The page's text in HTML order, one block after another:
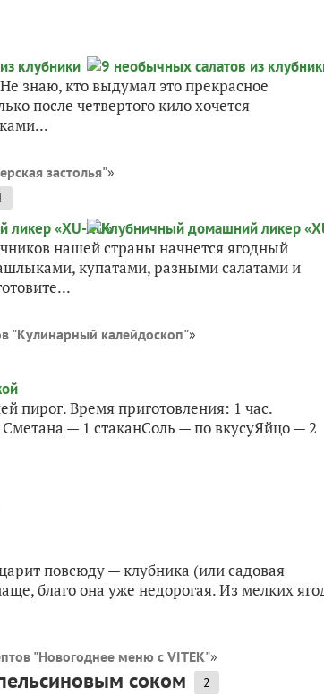
знаю, кто выдумал это прекрасное
после четвертого кило хочется
застолья"»
нашей страны начнется ягодный
купатами, разными салатами и
"Кулинарный калейдоскоп"»
пирог. Время приготовления: 1 час.
— 1 стаканСоль — по вкусуЯйцо — 2
повсюду — клубника (или садовая
благо она уже недорогая. Из мелких
"Новогоднее меню с VITEK"»
соком 2